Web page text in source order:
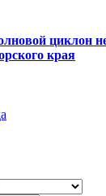
циклон
края